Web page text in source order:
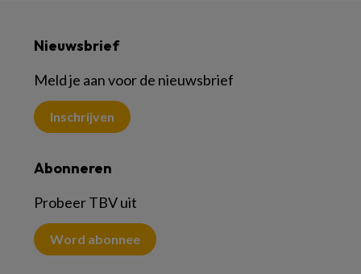
Nieuwsbrief
Meld je aan voor de nieuwsbrief
Inschrijven
Abonneren
Probeer TBV uit
Word abonnee